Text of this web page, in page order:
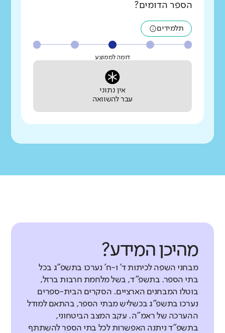
הספר הדומים?
תלמידים
דומה לממוצע
אין נתוני
עבר להשוואה
מהיכן המידע?
מבחני השפה לכיתות ד' ו-ח' נערכו בתשפ"ג בכל
בתי הספר. בתשפ"ד, בשל מלחמת חרבות ברזל,
בוטלו המבחנים הארציים. הסקרים הבית-ספרים
נערכו בתשפ"ג בכשליש מבתי הספר, בהתאם למודל
ההערכה של ראמ"ה. עקב המצב הביטחוני,
בתשפ"ד ניתנה האפשרות לכל בתי הספר להשתתף